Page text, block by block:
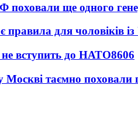
поховали ще одного
правила для чоловіків
вступить до НАТО8606
Москві таємно поховали